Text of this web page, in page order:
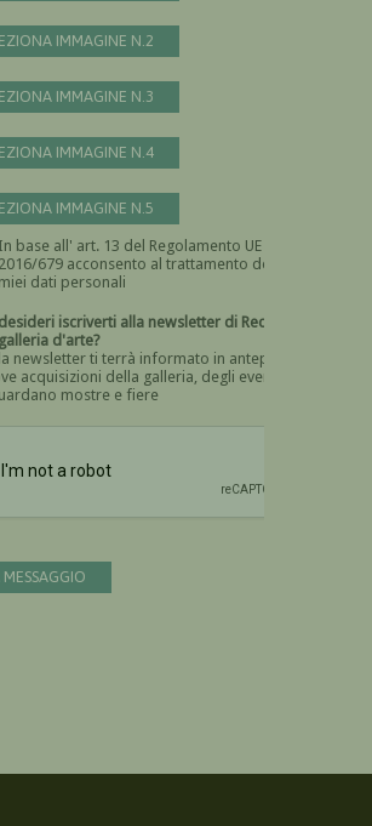
IMMAGINE N.2
IMMAGINE N.3
IMMAGINE N.4
IMMAGINE N.5
In base all' art. 13 del Regolamento UE n.
2016/679 acconsento al trattamento dei
miei dati personali
Devi dare il consenso
desideri iscriverti alla newsletter di Recta
galleria d'arte?
la newsletter ti terrà informato in anteprima
acquisizioni della galleria, degli eventi
mostre e fiere